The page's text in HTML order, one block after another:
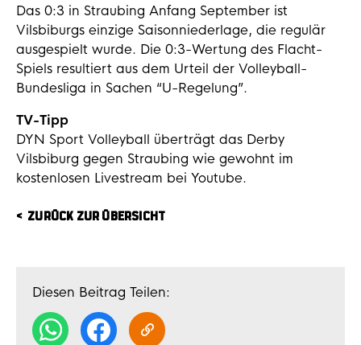
Das 0:3 in Straubing Anfang September ist
Vilsbiburgs einzige Saisonniederlage, die regulär
ausgespielt wurde. Die 0:3-Wertung des Flacht-
Spiels resultiert aus dem Urteil der Volleyball-
Bundesliga in Sachen “U-Regelung”.
TV-Tipp
DYN Sport Volleyball überträgt das Derby
Vilsbiburg gegen Straubing wie gewohnt im
kostenlosen Livestream bei Youtube.
ZURÜCK ZUR ÜBERSICHT
Diesen Beitrag Teilen: